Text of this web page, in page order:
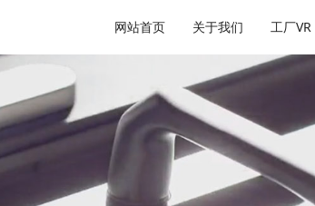
网站首页 关于我们 工厂VR